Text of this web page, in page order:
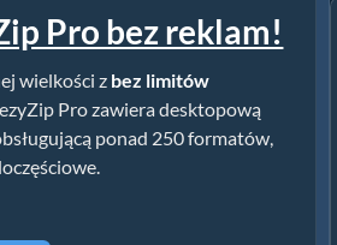
Pro bez reklam!
wielkości z bez limitów
Pro zawiera desktopową
ponad 250 formatów,